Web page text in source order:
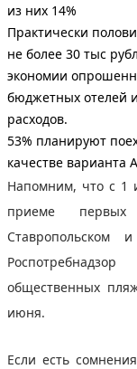
из них 14%
Практически
не более 30 тыс
экономии
бюджетных отелей
расходов.
53% планируют
качестве варианта
Напомним, что с 1
приеме
Ставропольском
общественных
июня.
Если есть